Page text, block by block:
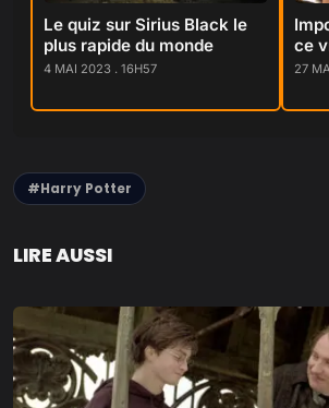
Le quiz sur Sirius Black le
plus rapide du monde
4 MAI 2023 . 16H57
ce
27
#Harry Potter
LIRE AUSSI